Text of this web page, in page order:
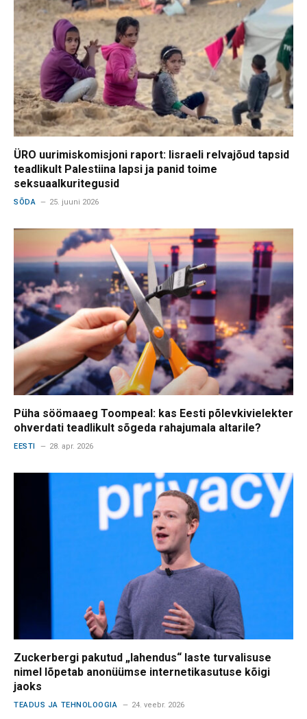
ÜRO uurimiskomisjoni raport: Iisraeli relvajõud tapsid
teadlikult Palestiina lapsi ja panid toime
seksuaalkuritegusid
SÕDA 25. juuni 2026
Püha söömaaeg Toompeal: kas Eesti põlevkivielekter
ohverdati teadlikult sõgeda rahajumala altarile?
EESTI 28. apr. 2026
Zuckerbergi pakutud „lahendus“ laste turvalisuse
nimel lõpetab anonüümse internetikasutuse kõigi
jaoks
TEADUS JA TEHNOLOOGIA 24. veebr. 2026